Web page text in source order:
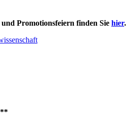
Promotionsfeiern finden Sie hier.